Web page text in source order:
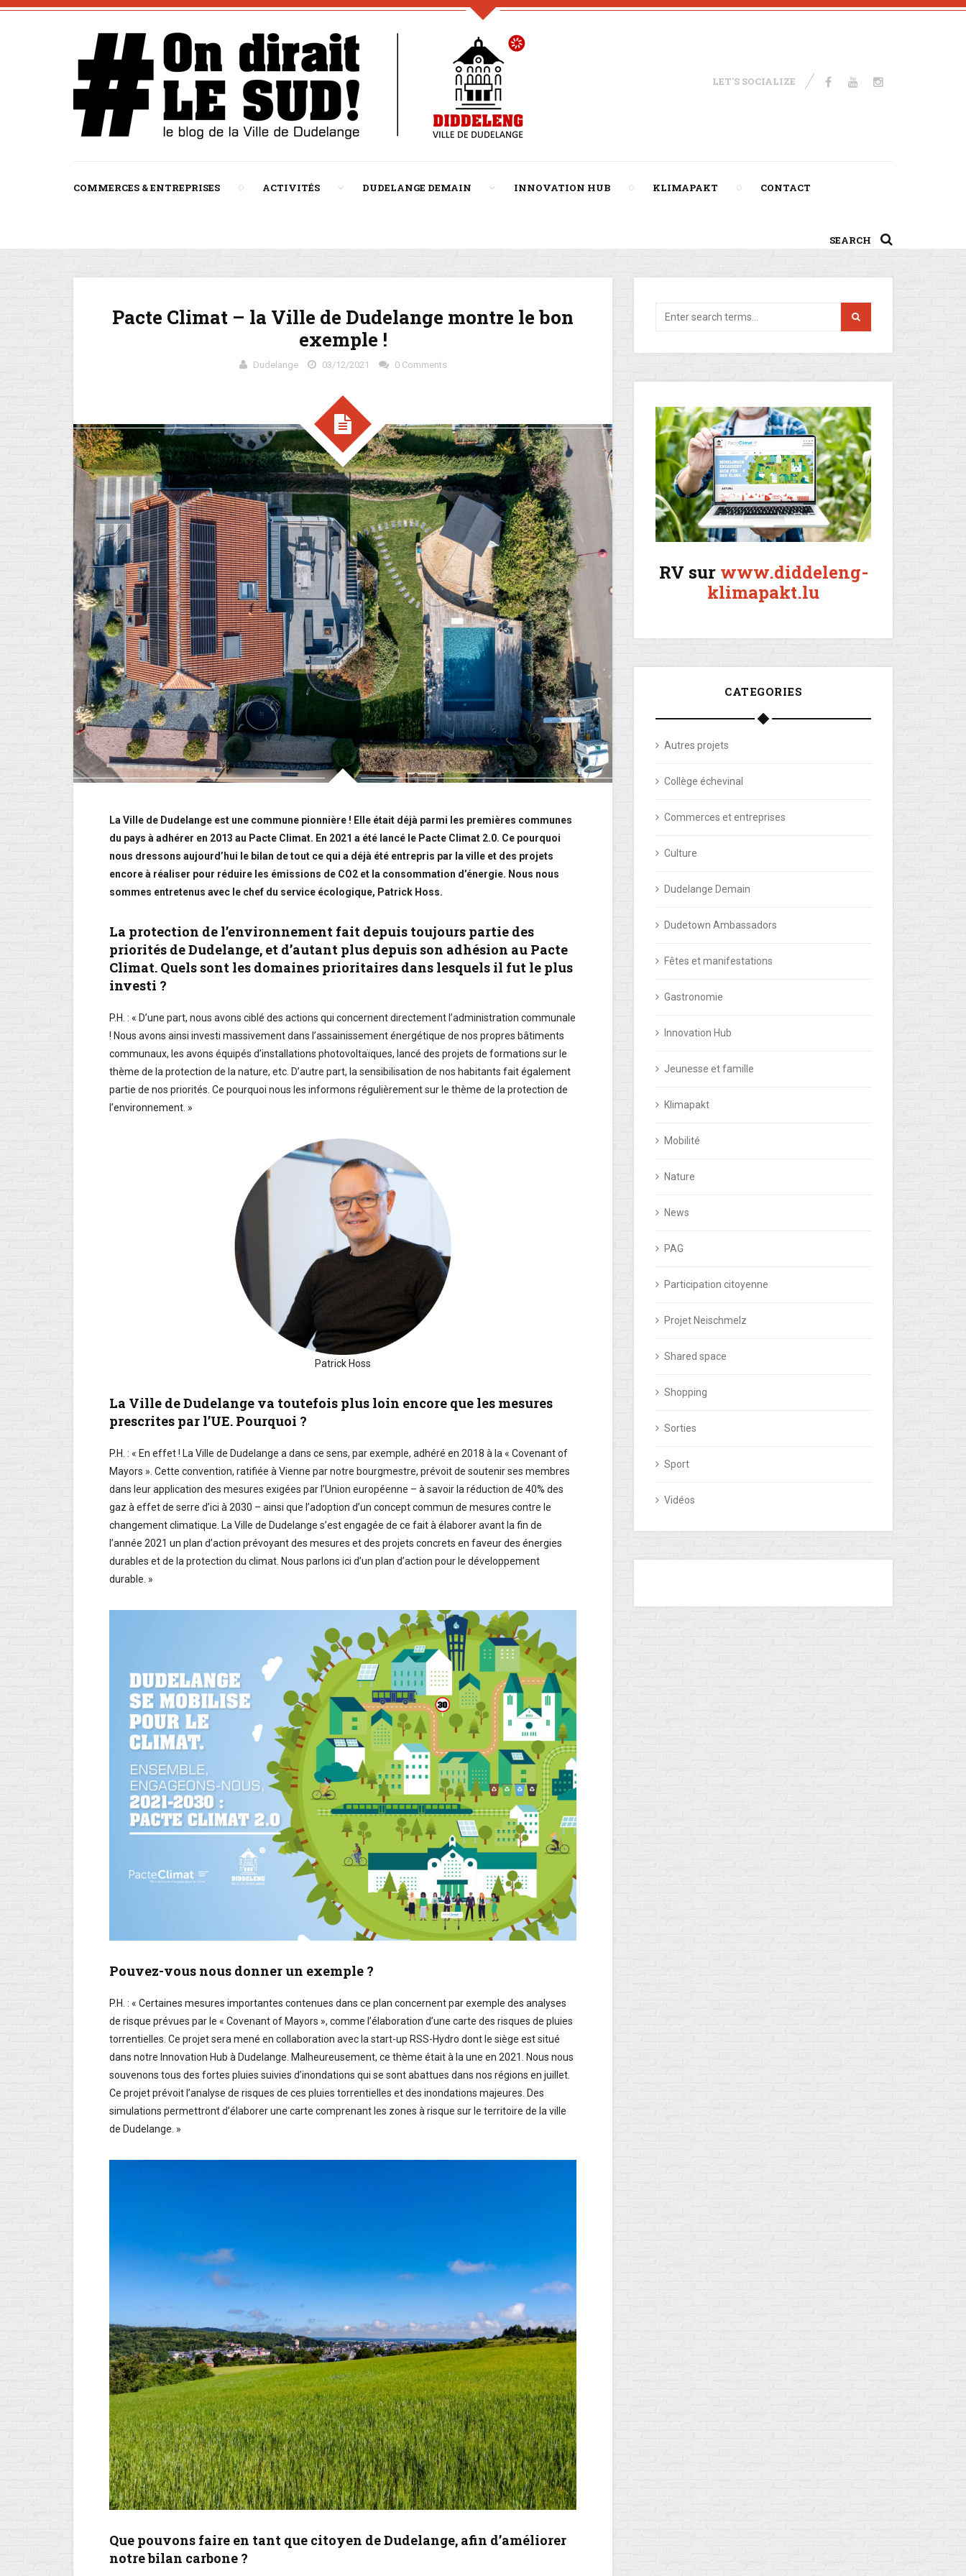
LET'S SOCIALIZE
COMMERCES & ENTREPRISES ACTIVITÉS DUDELANGE DEMAIN INNOVATION HUB KLIMAPAKT CONTACT
SEARCH
Pacte Climat – la Ville de Dudelange montre le bon
exemple !
Dudelange 03/12/2021 0 Comments
La Ville de Dudelange est une commune pionnière ! Elle était déjà parmi les premières communes
du pays à adhérer en 2013 au Pacte Climat. En 2021 a été lancé le Pacte Climat 2.0. Ce pourquoi
nous dressons aujourd’hui le bilan de tout ce qui a déjà été entrepris par la ville et des projets
encore à réaliser pour réduire les émissions de CO2 et la consommation d’énergie. Nous nous
sommes entretenus avec le chef du service écologique, Patrick Hoss.
La protection de l’environnement fait depuis toujours partie des
priorités de Dudelange, et d’autant plus depuis son adhésion au Pacte
Climat. Quels sont les domaines prioritaires dans lesquels il fut le plus
investi ?
P.H. : « D’une part, nous avons ciblé des actions qui concernent directement l’administration communale
! Nous avons ainsi investi massivement dans l’assainissement énergétique de nos propres bâtiments
communaux, les avons équipés d’installations photovoltaïques, lancé des projets de formations sur le
thème de la protection de la nature, etc. D’autre part, la sensibilisation de nos habitants fait également
partie de nos priorités. Ce pourquoi nous les informons régulièrement sur le thème de la protection de
l’environnement. »
Patrick Hoss
La Ville de Dudelange va toutefois plus loin encore que les mesures
prescrites par l’UE. Pourquoi ?
P.H. : « En effet ! La Ville de Dudelange a dans ce sens, par exemple, adhéré en 2018 à la « Covenant of
Mayors ». Cette convention, ratifiée à Vienne par notre bourgmestre, prévoit de soutenir ses membres
dans leur application des mesures exigées par l’Union européenne – à savoir la réduction de 40% des
gaz à effet de serre d’ici à 2030 – ainsi que l’adoption d’un concept commun de mesures contre le
changement climatique. La Ville de Dudelange s’est engagée de ce fait à élaborer avant la fin de
l’année 2021 un plan d’action prévoyant des mesures et des projets concrets en faveur des énergies
durables et de la protection du climat. Nous parlons ici d’un plan d’action pour le développement
durable. »
Pouvez-vous nous donner un exemple ?
P.H. : « Certaines mesures importantes contenues dans ce plan concernent par exemple des analyses
de risque prévues par le « Covenant of Mayors », comme l’élaboration d’une carte des risques de pluies
torrentielles. Ce projet sera mené en collaboration avec la start-up RSS-Hydro dont le siège est situé
dans notre Innovation Hub à Dudelange. Malheureusement, ce thème était à la une en 2021. Nous nous
souvenons tous des fortes pluies suivies d’inondations qui se sont abattues dans nos régions en juillet.
Ce projet prévoit l’analyse de risques de ces pluies torrentielles et des inondations majeures. Des
simulations permettront d’élaborer une carte comprenant les zones à risque sur le territoire de la ville
de Dudelange. »
Que pouvons faire en tant que citoyen de Dudelange, afin d’améliorer
notre bilan carbone ?
RV sur www.diddeleng-
klimapakt.lu
CATEGORIES
Autres projets
Collège échevinal
Commerces et entreprises
Culture
Dudelange Demain
Dudetown Ambassadors
Fêtes et manifestations
Gastronomie
Innovation Hub
Jeunesse et famille
Klimapakt
Mobilité
Nature
News
PAG
Participation citoyenne
Projet Neischmelz
Shared space
Shopping
Sorties
Sport
Vidéos